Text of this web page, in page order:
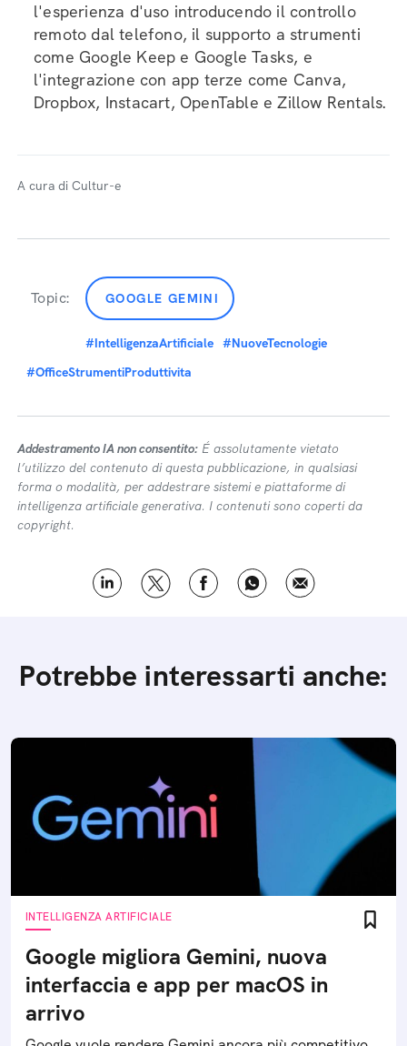
l'esperienza d'uso introducendo il controllo
remoto dal telefono, il supporto a strumenti
come Google Keep e Google Tasks, e
l'integrazione con app terze come Canva,
Dropbox, Instacart, OpenTable e Zillow Rentals.
A cura di Cultur-e
Topic: GOOGLE GEMINI
#IntelligenzaArtificiale #NuoveTecnologie
#OfficeStrumentiProduttivita
Addestramento IA non consentito: É assolutamente vietato
l’utilizzo del contenuto di questa pubblicazione, in qualsiasi
forma o modalità, per addestrare sistemi e piattaforme di
intelligenza artificiale generativa. I contenuti sono coperti da
copyright.
Potrebbe interessarti anche:
INTELLIGENZA ARTIFICIALE
Google migliora Gemini, nuova
interfaccia e app per macOS in
arrivo